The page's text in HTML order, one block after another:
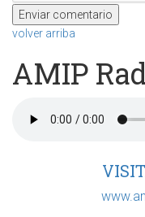
volver arriba
AMIP